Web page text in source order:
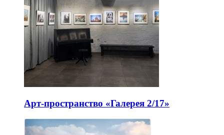
Арт-пространство «Галерея 2/17»